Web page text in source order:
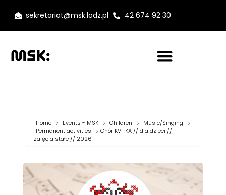
sekretariat@msk.lodz.pl 42 674 92 30
Home Events - MSK Children
Music/Singing
Permanent activities
Chór KVITKA // dla dzieci //
zajęcia stałe // 2026